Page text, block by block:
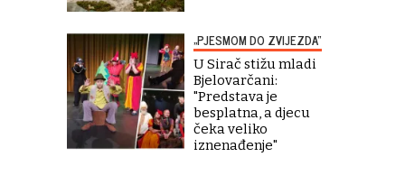
„PJESMOM DO ZVIJEZDA“
U Sirač stižu mladi
Bjelovarčani:
"Predstava je
besplatna, a djecu
čeka veliko
iznenađenje"